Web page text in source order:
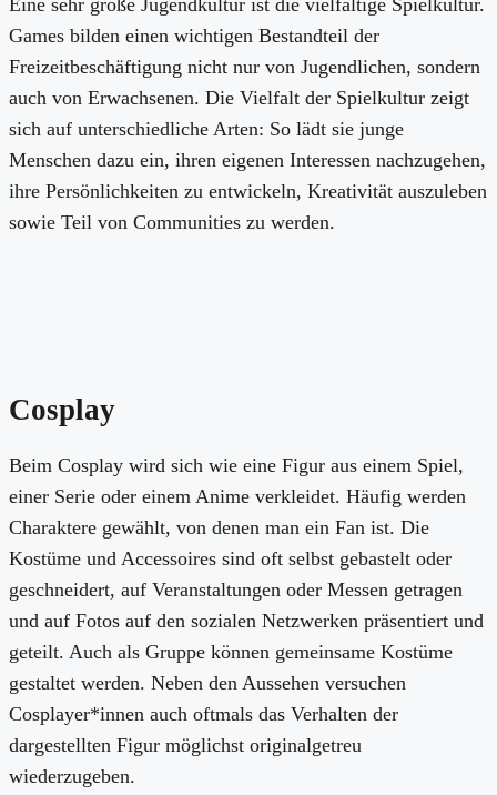
Eine sehr große Jugendkultur ist die vielfältige Spielkultur.
Games bilden einen wichtigen Bestandteil der
Freizeitbeschäftigung nicht nur von Jugendlichen, sondern
auch von Erwachsenen. Die Vielfalt der Spielkultur zeigt
sich auf unterschiedliche Arten: So lädt sie junge
Menschen dazu ein, ihren eigenen Interessen nachzugehen,
ihre Persönlichkeiten zu entwickeln, Kreativität auszuleben
sowie Teil von Communities zu werden.
Cosplay
Beim Cosplay wird sich wie eine Figur aus einem Spiel,
einer Serie oder einem Anime verkleidet. Häufig werden
Charaktere gewählt, von denen man ein Fan ist. Die
Kostüme und Accessoires sind oft selbst gebastelt oder
geschneidert, auf Veranstaltungen oder Messen getragen
und auf Fotos auf den sozialen Netzwerken präsentiert und
geteilt. Auch als Gruppe können gemeinsame Kostüme
gestaltet werden. Neben den Aussehen versuchen
Cosplayer*innen auch oftmals das Verhalten der
dargestellten Figur möglichst originalgetreu
wiederzugeben.